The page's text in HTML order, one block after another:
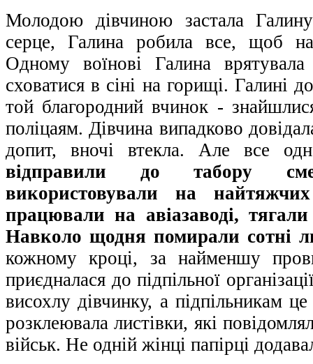
Молодою дівчиною застала
серце, Галина робила все, щоб
Одному воїнові Галина
сховатися в сіні на горищі. Галині
той благородний вчинок -
поліцаям. Дівчина випадково
допит, вночі втекла. Але все
відправили до табору
використовували на
працювали на авіазаводі,
Навколо щодня помирали сотні
кожному кроці, за найменшу
приєдналася до підпільної
висохлу дівчинку, а підпільникам
розклеювала листівки, які
військ. Не одній жінці папірці